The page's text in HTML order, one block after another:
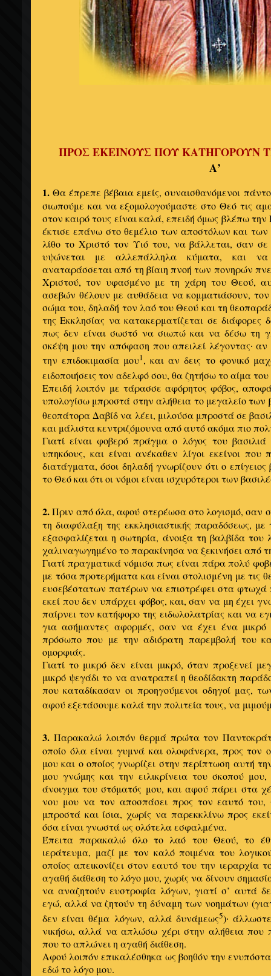
ΠΡΟΣ ΕΚΕΙΝΟΥΣ ΠΟΥ ΚΑΤΗΓΟΡΟΥΝ
Α’
1. Θα έπρεπε βέβαια εμείς, συναισθανόμενοι
σιωπούμε και να εξομολογούμαστε στο Θεό τις
στον καιρό τους είναι καλά, επειδή όμως βλέπω
έκτισε επάνω στο θεμέλιο των αποστόλων και
λίθο το Χριστό τον Υιό του, να βάλλεται, σαν
υψώνεται με αλλεπάλληλα κύματα, και
αναταράσσεται από τη βίαιη πνοή των πονηρών
Χριστού, τον υφασμένο με τη χάρη του Θεού,
ασεβών θέλουν με αυθάδεια να κομματιάσουν,
σώμα του, δηλαδή τον λαό του Θεού και τη
της Εκκλησίας να κατακερματίζεται σε διάφορες
πως δεν είναι σωστό να σιωπώ και να δέσω τη
σκέψη μου την απόφαση που απειλεί λέγοντας·αν
την επιδοκιμασία μου1, και αν δεις το φονικό
ειδοποιήσεις τον αδελφό σου, θα ζητήσω το αίμα
Επειδή λοιπόν με τάρασσε αφόρητος φόβος,
υπολογίσω μπροστά στην αλήθεια το μεγαλείο των
θεοπάτορα Δαβίδ να λέει, μιλούσα μπροστά σε
και μάλιστα κεντριζόμουνα από αυτό ακόμα πιο
Γιατί είναι φοβερό πράγμα ο λόγος του
υπηκόους, και είναι ανέκαθεν λίγοι εκείνοι που
διατάγματα, όσοι δηλαδή γνωρίζουν ότι ο επίγειος
το Θεό και ότι οι νόμοι είναι ισχυρότεροι των
2.Πριν από όλα, αφού στερέωσα στο λογισμό, σαν
τη διαφύλαξη της εκκλησιαστικής παραδόσεως,
εξασφαλίζεται η σωτηρία, άνοιξα τη βαλβίδα
χαλιναγωγημένο το παρακίνησα να ξεκινήσει από
Γιατί πραγματικά νόμισα πως είναι πάρα πολύ
με τόσα προτερήματα και είναι στολισμένη με τις
ευσεβέστατων πατέρων να επιστρέφει στα φτωχά
εκεί που δεν υπάρχει φόβος, και, σαν να μη έχει
παίρνει τον κατήφορο της ειδωλολατρίας και να
για ασήμαντες αφορμές, σαν να έχει ένα μικρό
πρόσωπο που με την αδιόρατη παρεμβολή του
ομορφιάς.
Γιατί το μικρό δεν είναι μικρό, όταν προξενεί
μικρό ψεγάδι το να ανατραπεί η θεοδίδακτη
που καταδίκασαν οι προηγούμενοι οδηγοί μας,
αφού εξετάσουμε καλά την πολιτεία τους, να
3. Παρακαλώ λοιπόν θερμά πρώτα τον
οποίο όλα είναι γυμνά και ολοφάνερα, προς τον
μου και ο οποίος γνωρίζει στην περίπτωση αυτή
μου γνώμης και την ειλικρίνεια του σκοπού
άνοιγμα του στόματός μου, και αφού πάρει στα
νου μου να τον αποσπάσει προς τον εαυτό
μπροστά και ίσια, χωρίς να παρεκκλίνω προς
όσα είναι γνωστά ως ολότελα εσφαλμένα.
Έπειτα παρακαλώ όλο το λαό του Θεού, το
ιεράτευμα, μαζί με τον καλό ποιμένα του
οποίος απεικονίζει στον εαυτό του την ιεραρχία
αγαθή διάθεση το λόγο μου, χωρίς να δίνουν
να αναζητούν ευστροφία λόγων, γιατί σ’ αυτά
εγώ, αλλά να ζητούν τη δύναμη των νοημάτων
δεν είναι θέμα λόγων, αλλά δυνάμεως5)·
νικήσω, αλλά να απλώσω χέρι στην αλήθεια που
που το απλώνει η αγαθή διάθεση.
Αφού λοιπόν επικαλέσθηκα ως βοηθόν την
εδώ το λόγο μου.